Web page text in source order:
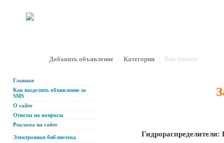
Добавить объявление| Категории| Ваш блокнот
Главная
Как выделить объявление за
SMS
О сайте
Ответы на вопросы
Реклама на сайте
Электронная библиотека